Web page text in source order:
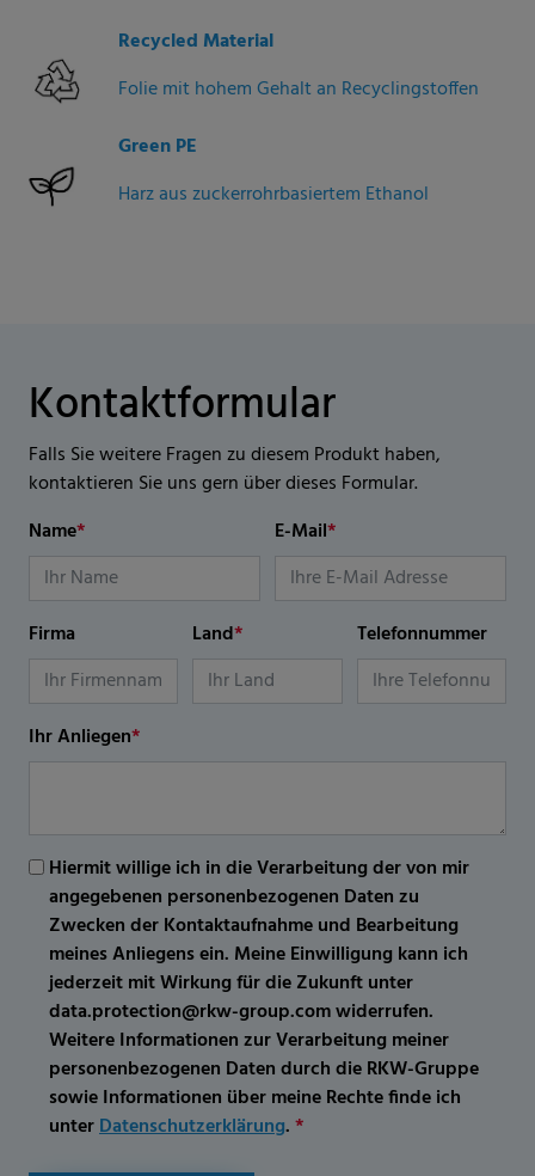
Recycled Material
Folie mit hohem Gehalt an Recyclingstoffen
Green PE
Harz aus zuckerrohrbasiertem Ethanol
Kontaktformular
Falls Sie weitere Fragen zu diesem Produkt haben,
kontaktieren Sie uns gern über dieses Formular.
Name* E-Mail*
Firma Land* Telefonnummer
Ihr Anliegen*
Hiermit willige ich in die Verarbeitung der von mir
angegebenen personenbezogenen Daten zu
Zwecken der Kontaktaufnahme und Bearbeitung
meines Anliegens ein. Meine Einwilligung kann ich
jederzeit mit Wirkung für die Zukunft unter
data.protection@rkw-group.com widerrufen.
Weitere Informationen zur Verarbeitung meiner
personenbezogenen Daten durch die RKW-Gruppe
sowie Informationen über meine Rechte finde ich
unterDatenschutzerklärung.*